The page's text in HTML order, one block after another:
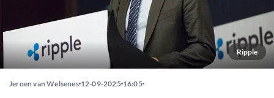
Ripple
Jeroen van Welsenes 12-09-2025 16:05